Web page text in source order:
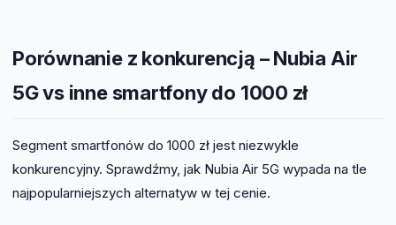
Porównanie z konkurencją – Nubia Air
5G vs inne smartfony do 1000 zł
Segment smartfonów do 1000 zł jest niezwykle
konkurencyjny. Sprawdźmy, jak Nubia Air 5G wypada na tle
najpopularniejszych alternatyw w tej cenie.